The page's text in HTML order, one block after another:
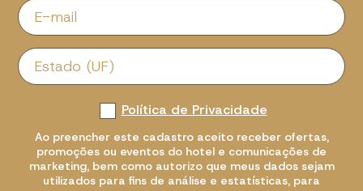
Política de Privacidade
Ao preencher este cadastro aceito receber ofertas,
promoções ou eventos do hotel e comunicações de
marketing, bem como autorizo que meus dados sejam
utilizados para fins de análise e estatísticas, para